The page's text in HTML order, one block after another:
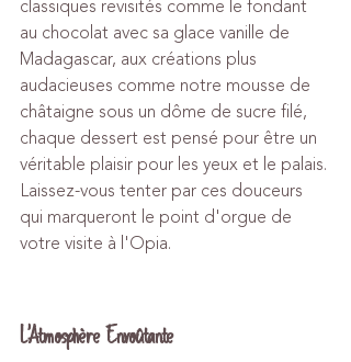
classiques revisités comme le fondant
au chocolat avec sa glace vanille de
Madagascar, aux créations plus
audacieuses comme notre mousse de
châtaigne sous un dôme de sucre filé,
chaque dessert est pensé pour être un
véritable plaisir pour les yeux et le palais.
Laissez-vous tenter par ces douceurs
qui marqueront le point d'orgue de
votre visite à l'Opia.
L'Atmosphère Envoûtante